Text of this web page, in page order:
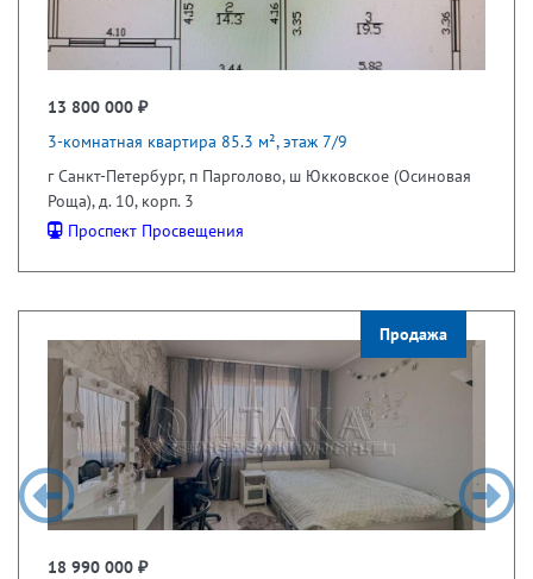
13 800 000 ₽
3-комнатная квартира 85.3 м², этаж 7/9
г Санкт-Петербург, п Парголово, ш Юкковское (Осиновая
Роща), д. 10, корп. 3
Проспект Просвещения
Продажа
18 990 000 ₽